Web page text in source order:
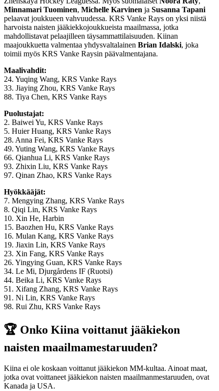
Minnamari Tuominen, Michelle Karvinen ja Susanna Tapani
pelaavat joukkueen vahvuudessa. KRS Vanke Rays on yksi niistä
harvoista naisten jääkiekkojoukkueista maailmassa, jotka
mahdollistavat pelaajilleen täysammattilaisuuden. Kiinan
maajoukkuetta valmentaa yhdysvaltalainen Brian Idalski, joka
toimii myös KRS Vanke Raysin päävalmentajana.
Maalivahdit:
24. Yuqing Wang, KRS Vanke Rays
33. Jiaying Zhou, KRS Vanke Rays
88. Tiya Chen, KRS Vanke Rays
Puolustajat:
2. Baiwei Yu, KRS Vanke Rays
5. Huier Huang, KRS Vanke Rays
28. Anna Fei, KRS Vanke Rays
49. Yuting Wang, KRS Vanke Rays
66. Qianhua Li, KRS Vanke Rays
93. Zhixin Liu, KRS Vanke Rays
97. Qinan Zhao, KRS Vanke Rays
Hyökkääjät:
7. Mengying Zhang, KRS Vanke Rays
8. Qiqi Lin, KRS Vanke Rays
10. Xin He, Harbin
15. Baozhen Hu, KRS Vanke Rays
16. Mulan Kang, KRS Vanke Rays
19. Jiaxin Lin, KRS Vanke Rays
23. Xin Fang, KRS Vanke Rays
26. Yingying Guan, KRS Vanke Rays
34. Le Mi, Djurgårdens IF (Ruotsi)
44. Beika Li, KRS Vanke Rays
51. Xifang Zhang, KRS Vanke Rays
91. Ni Lin, KRS Vanke Rays
98. Rui Zhu, KRS Vanke Rays
🏆 Onko Kiina voittanut jääkiekon
naisten maailmamestaruuden?
Kiina ei ole koskaan voittanut jääkiekon MM-kultaa. Ainoat maat,
jotka ovat voittaneet jääkiekon naisten maailmanmestaruuden, ovat
Kanada ja USA.